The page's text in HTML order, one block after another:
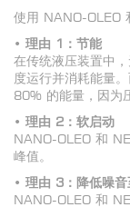
使用 NANO-OLEO
• 理由 1 ： 节能
在传统液压装置中
度运行并消耗能量
80% 的能量，因为
• 理由 2 ： 软启动
NANO-OLEO 和
峰值。
• 理由 3 ： 降低噪音
NANO-OLEO 和